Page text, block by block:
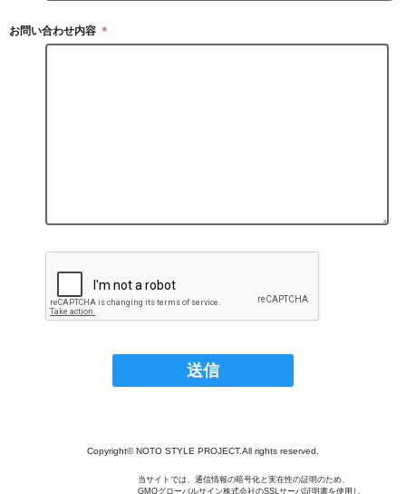
お問い合わせ内容 ＊
Copyright© NOTO STYLE PROJECT.All rights reserved.
当サイトでは、通信情報の暗号化と実在性の証明のため、
GMOグローバルサイン株式会社のSSLサーバ証明書を使用し